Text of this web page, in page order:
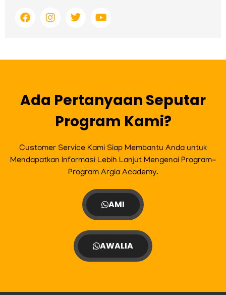
F
a
o
I
n
g
m
T
w
e
Y
o
b
Ada Pertanyaan Seputar
Program Kami?
Customer Service Kami Siap Membantu Anda untuk
Mendapatkan Informasi Lebih Lanjut Mengenai Program-
Program Argia Academy.
AMI
AWALIA